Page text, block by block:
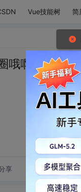
Vue技能树 简
哦啊ʕ •ᴥ•ʔ
享 转发到动态